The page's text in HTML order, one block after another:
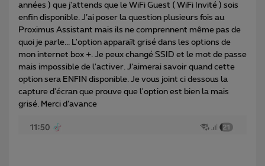
années ) que j'attends que le WiFi Guest ( WiFi Invité ) sois
enfin disponible. J’ai poser la question plusieurs fois au
Proximus Assistant mais ils ne comprennent même pas de
quoi je parle... L'option apparaît grisé dans les options de
mon internet box +. Je peux changé SSID et le mot de passe
mais impossible de l'activer. J’aimerai savoir quand cette
option sera ENFIN disponible. Je vous joint ci dessous la
capture d'écran que prouve que l'option est bien la mais
grisé. Merci d’avance